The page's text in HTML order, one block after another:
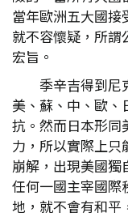
當年歐洲五大國
就不容懷疑，所謂
宏旨。
季辛吉得到尼
美、蘇、中、歐、
抗。然而日本形同
力，所以實際上只
崩解，出現美國獨
任何一國主宰國際
地，就不會有和平